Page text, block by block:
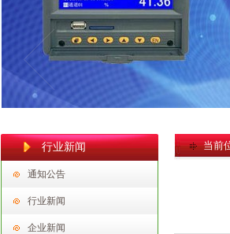
行业新闻
通知公告
行业新闻
企业新闻
当前